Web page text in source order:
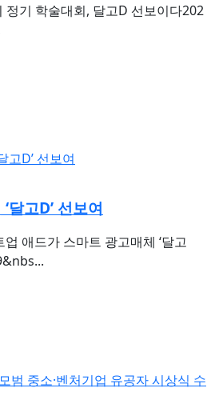
기 학술대회, 달고D 선보이다202
달고D’ 선보여
애드가 스마트 광고매체 ‘달고